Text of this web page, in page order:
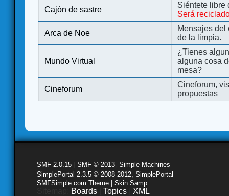
Cajón de sastre
Siéntete libre
Será
Arca de Noe
Mensajes del
de la limpia.
Mundo Virtual
¿Tienes
alguna cosa
mesa?
Cineforum
Cineforum,
propuestas
SMF 2.0.15 SMF © 2013 Simple Machines
SimplePortal 2.3.5 © 2008-2012, SimplePortal
SMFSimple.com Theme | Skin Samp
Boards Topics XML